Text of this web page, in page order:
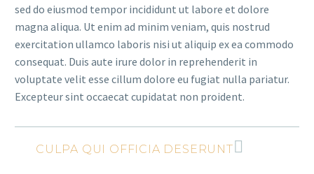
sed do eiusmod tempor incididunt ut labore et dolore
magna aliqua. Ut enim ad minim veniam, quis nostrud
exercitation ullamco laboris nisi ut aliquip ex ea commodo
consequat. Duis aute irure dolor in reprehenderit in
voluptate velit esse cillum dolore eu fugiat nulla pariatur.
Excepteur sint occaecat cupidatat non proident.
CULPA QUI OFFICIA DESERUNT